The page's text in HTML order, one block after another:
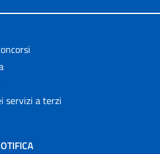
servizi a terzi